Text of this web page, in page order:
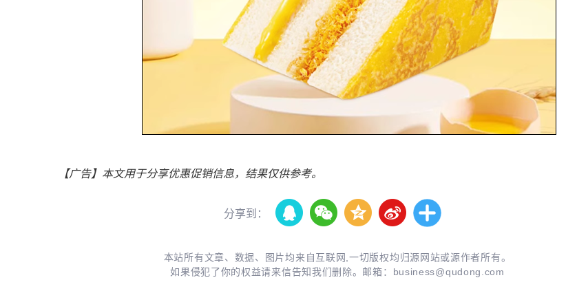
【广告】本文用于分享优惠促销信息，结果仅供参考。
分享到：
本站所有文章、数据、图片均来自互联网,一切版权均归源网站或源作者所有。
如果侵犯了你的权益请来信告知我们删除。邮箱： business@qudong.com